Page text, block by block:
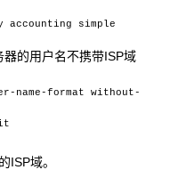
accounting simple
的用户名不携带ISP域
name-format without-
ISP域。